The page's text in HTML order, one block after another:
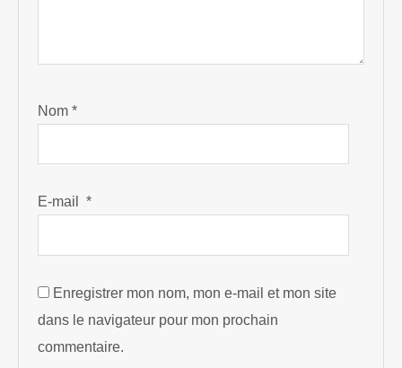
Nom*
E-mail*
Enregistrer mon nom, mon e-mail et mon site
dans le navigateur pour mon prochain
commentaire.